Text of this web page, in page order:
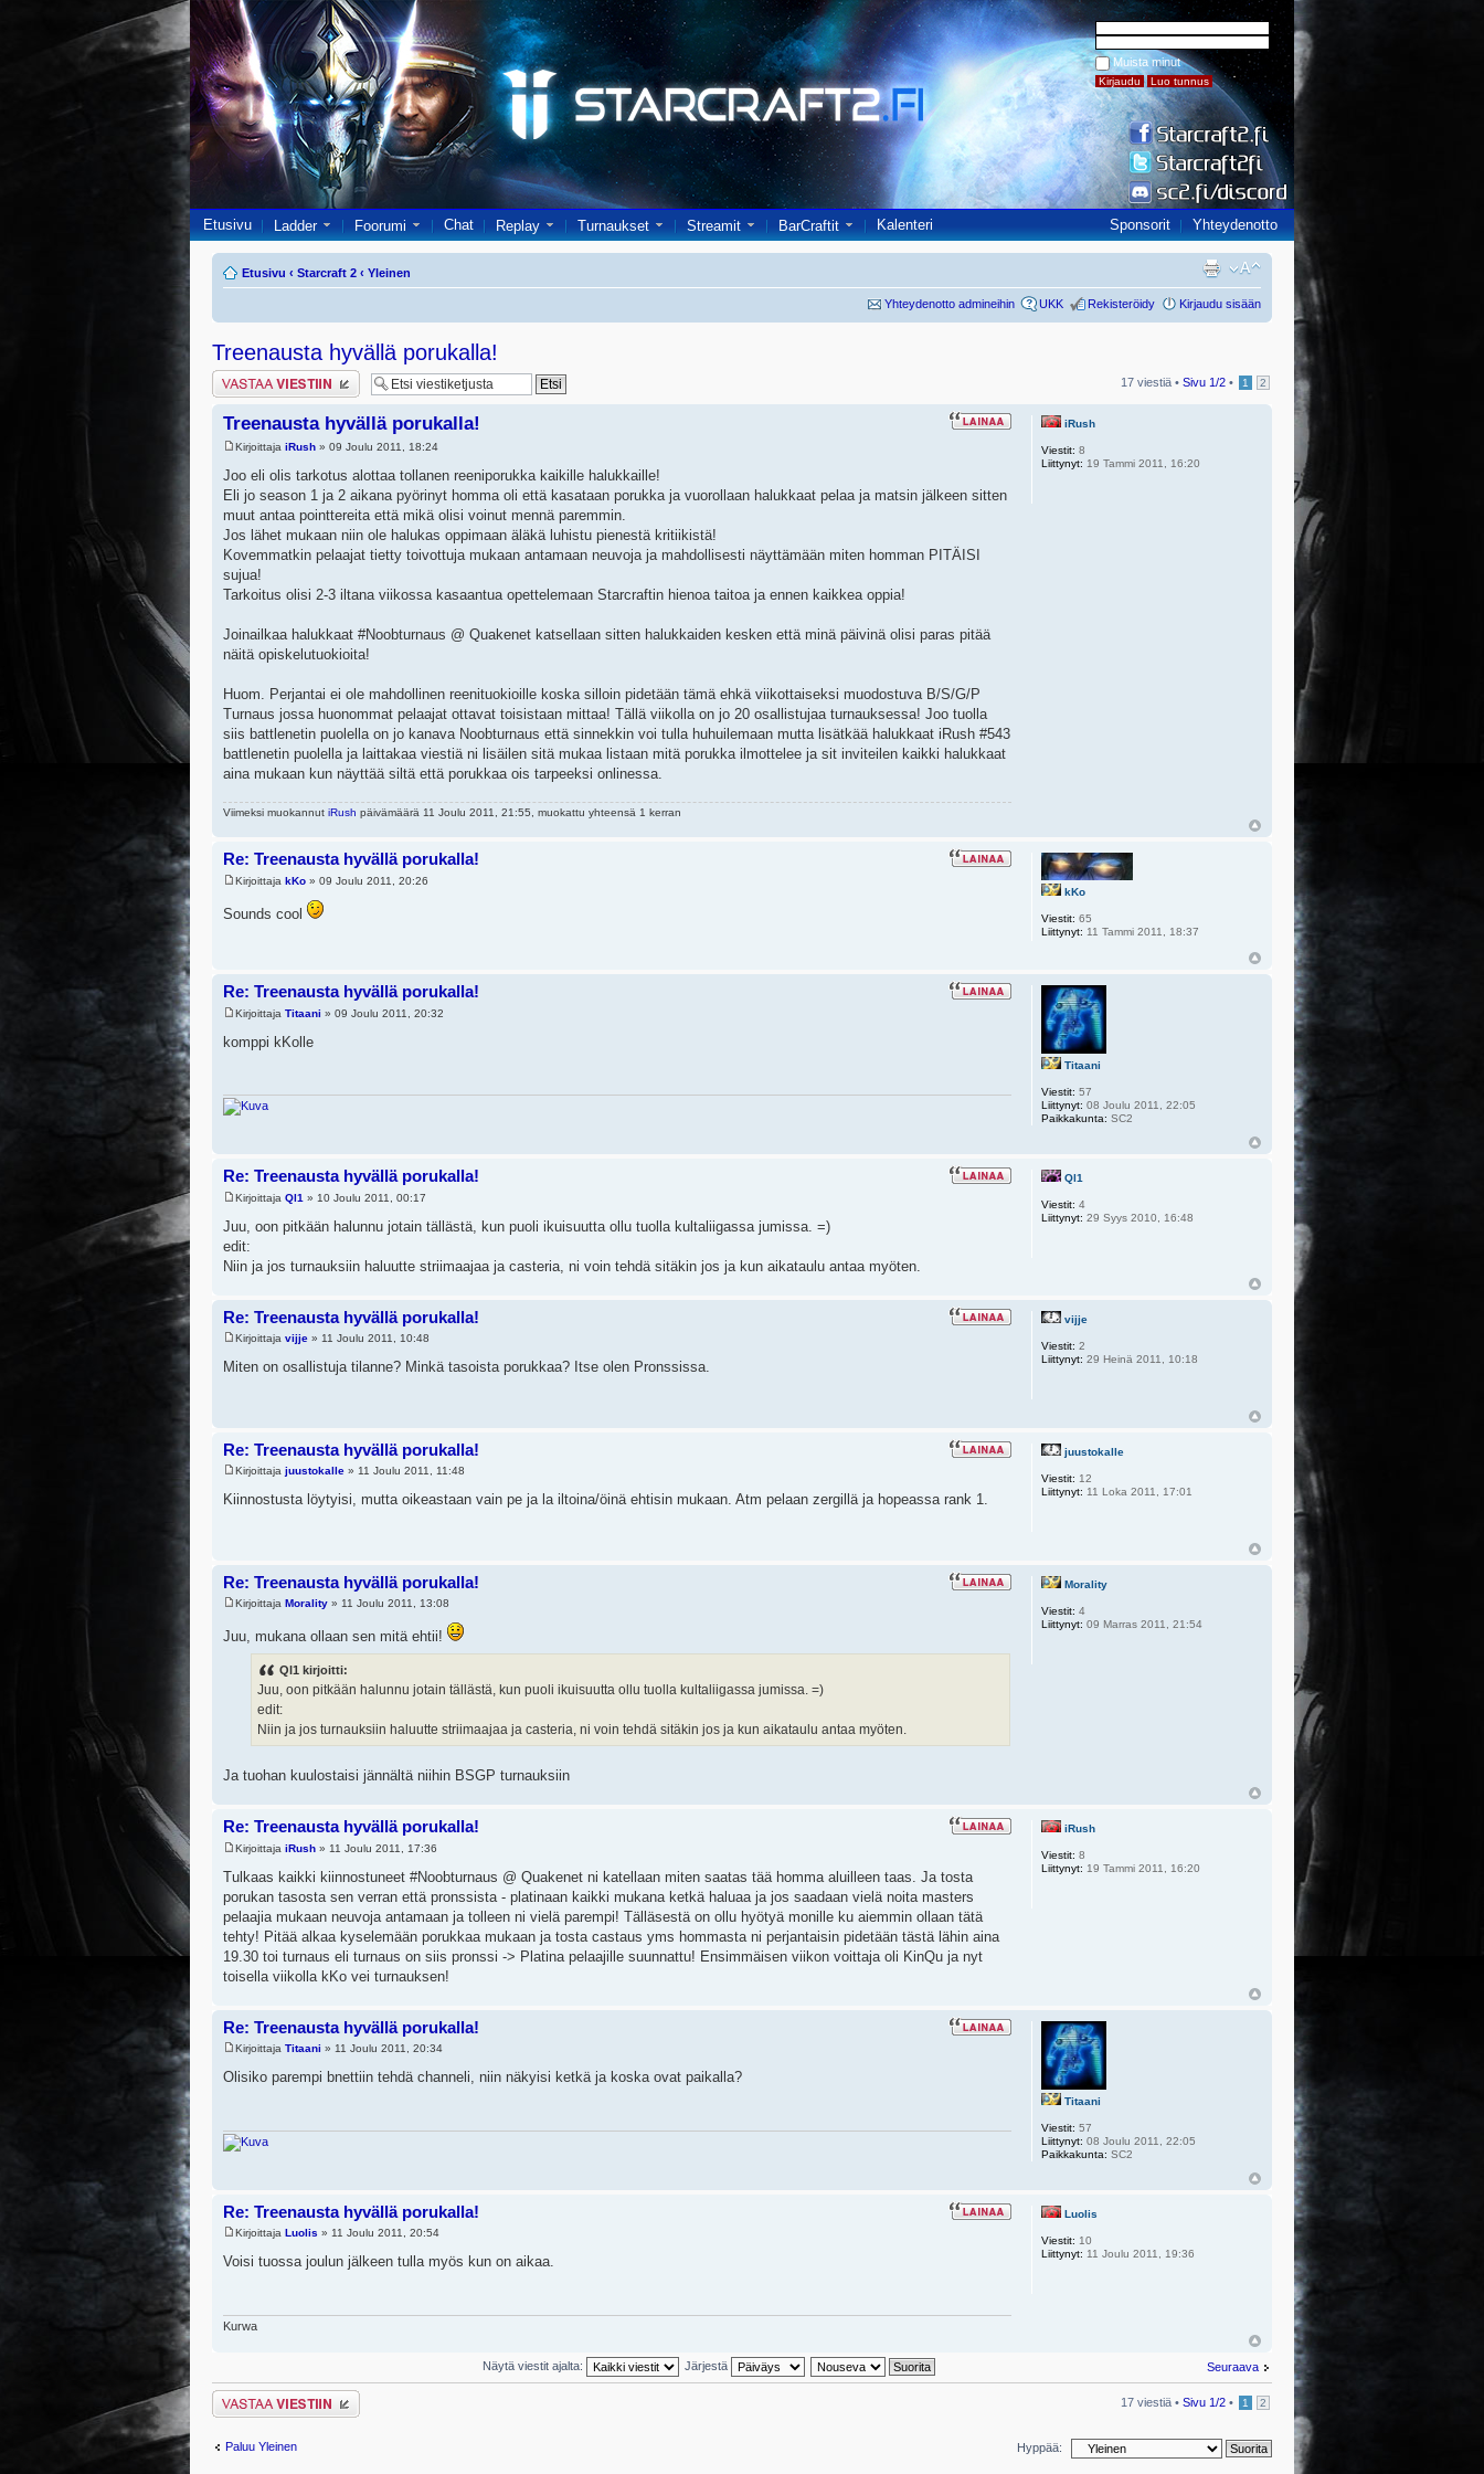
Muista minut
Etusivu Ladder Foorumi Chat Replay Turnaukset Streamit BarCraftit Kalenteri Sponsorit Yhteydenotto
Etusivu ‹ Starcraft 2 ‹ Yleinen
Yhteydenotto admineihin UKK Rekisteröidy Kirjaudu sisään
Treenausta hyvällä porukalla!
Lähetä vastaus 17 viestiä • Sivu 1/2 • 1 2
Treenausta hyvällä porukalla!
Kirjoittaja iRush » 09 Joulu 2011, 18:24
Joo eli olis tarkotus alottaa tollanen reeniporukka kaikille halukkaille!
Eli jo season 1 ja 2 aikana pyörinyt homma oli että kasataan porukka ja vuorollaan halukkaat pelaa ja matsin jälkeen sitten
muut antaa pointtereita että mikä olisi voinut mennä paremmin.
Jos lähet mukaan niin ole halukas oppimaan äläkä luhistu pienestä kritiikistä!
Kovemmatkin pelaajat tietty toivottuja mukaan antamaan neuvoja ja mahdollisesti näyttämään miten homman PITÄISI
sujua!
Tarkoitus olisi 2-3 iltana viikossa kasaantua opettelemaan Starcraftin hienoa taitoa ja ennen kaikkea oppia!
Joinailkaa halukkaat #Noobturnaus @ Quakenet katsellaan sitten halukkaiden kesken että minä päivinä olisi paras pitää
näitä opiskelutuokioita!
Huom. Perjantai ei ole mahdollinen reenituokioille koska silloin pidetään tämä ehkä viikottaiseksi muodostuva B/S/G/P
Turnaus jossa huonommat pelaajat ottavat toisistaan mittaa! Tällä viikolla on jo 20 osallistujaa turnauksessa! Joo tuolla
siis battlenetin puolella on jo kanava Noobturnaus että sinnekkin voi tulla huhuilemaan mutta lisätkää halukkaat iRush #543
battlenetin puolella ja laittakaa viestiä ni lisäilen sitä mukaa listaan mitä porukka ilmottelee ja sit inviteilen kaikki halukkaat
aina mukaan kun näyttää siltä että porukkaa ois tarpeeksi onlinessa.
Viimeksi muokannut iRush päivämäärä 11 Joulu 2011, 21:55, muokattu yhteensä 1 kerran
iRush
Viestit: 8
Liittynyt: 19 Tammi 2011, 16:20
Re: Treenausta hyvällä porukalla!
Kirjoittaja kKo » 09 Joulu 2011, 20:26
Sounds cool
kKo
Viestit: 65
Liittynyt: 11 Tammi 2011, 18:37
Re: Treenausta hyvällä porukalla!
Kirjoittaja Titaani » 09 Joulu 2011, 20:32
komppi kKolle
Titaani
Viestit: 57
Liittynyt: 08 Joulu 2011, 22:05
Paikkakunta: SC2
Re: Treenausta hyvällä porukalla!
Kirjoittaja Ql1 » 10 Joulu 2011, 00:17
Juu, oon pitkään halunnu jotain tällästä, kun puoli ikuisuutta ollu tuolla kultaliigassa jumissa. =)
edit:
Niin ja jos turnauksiin haluutte striimaajaa ja casteria, ni voin tehdä sitäkin jos ja kun aikataulu antaa myöten.
Ql1
Viestit: 4
Liittynyt: 29 Syys 2010, 16:48
Re: Treenausta hyvällä porukalla!
Kirjoittaja vijje » 11 Joulu 2011, 10:48
Miten on osallistuja tilanne? Minkä tasoista porukkaa? Itse olen Pronssissa.
vijje
Viestit: 2
Liittynyt: 29 Heinä 2011, 10:18
Re: Treenausta hyvällä porukalla!
Kirjoittaja juustokalle » 11 Joulu 2011, 11:48
Kiinnostusta löytyisi, mutta oikeastaan vain pe ja la iltoina/öinä ehtisin mukaan. Atm pelaan zergillä ja hopeassa rank 1.
juustokalle
Viestit: 12
Liittynyt: 11 Loka 2011, 17:01
Re: Treenausta hyvällä porukalla!
Kirjoittaja Morality » 11 Joulu 2011, 13:08
Juu, mukana ollaan sen mitä ehtii!
Ql1 kirjoitti:
Juu, oon pitkään halunnu jotain tällästä, kun puoli ikuisuutta ollu tuolla kultaliigassa jumissa. =)
edit:
Niin ja jos turnauksiin haluutte striimaajaa ja casteria, ni voin tehdä sitäkin jos ja kun aikataulu antaa myöten.
Ja tuohan kuulostaisi jännältä niihin BSGP turnauksiin
Morality
Viestit: 4
Liittynyt: 09 Marras 2011, 21:54
Re: Treenausta hyvällä porukalla!
Kirjoittaja iRush » 11 Joulu 2011, 17:36
Tulkaas kaikki kiinnostuneet #Noobturnaus @ Quakenet ni katellaan miten saatas tää homma aluilleen taas. Ja tosta
porukan tasosta sen verran että pronssista - platinaan kaikki mukana ketkä haluaa ja jos saadaan vielä noita masters
pelaajia mukaan neuvoja antamaan ja tolleen ni vielä parempi! Tälläsestä on ollu hyötyä monille ku aiemmin ollaan tätä
tehty! Pitää alkaa kyselemään porukkaa mukaan ja tosta castaus yms hommasta ni perjantaisin pidetään tästä lähin aina
19.30 toi turnaus eli turnaus on siis pronssi -> Platina pelaajille suunnattu! Ensimmäisen viikon voittaja oli KinQu ja nyt
toisella viikolla kKo vei turnauksen!
iRush
Viestit: 8
Liittynyt: 19 Tammi 2011, 16:20
Re: Treenausta hyvällä porukalla!
Kirjoittaja Titaani » 11 Joulu 2011, 20:34
Olisiko parempi bnettiin tehdä channeli, niin näkyisi ketkä ja koska ovat paikalla?
Titaani
Viestit: 57
Liittynyt: 08 Joulu 2011, 22:05
Paikkakunta: SC2
Re: Treenausta hyvällä porukalla!
Kirjoittaja Luolis » 11 Joulu 2011, 20:54
Voisi tuossa joulun jälkeen tulla myös kun on aikaa.
Kurwa
Luolis
Viestit: 10
Liittynyt: 11 Joulu 2011, 19:36
Seuraava
Näytä viestit ajalta: Järjestä
Lähetä vastaus 17 viestiä • Sivu 1/2 • 1 2
Paluu Yleinen Hyppää: